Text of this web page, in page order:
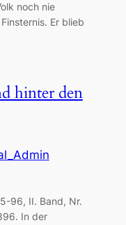
noch nie
Er blieb
hinter den
96, II. Band, Nr.
In der